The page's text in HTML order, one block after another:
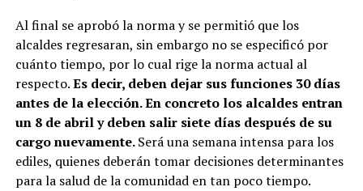
Al final se aprobó la norma y se permitió que los
alcaldes regresaran, sin embargo no se especificó por
cuánto tiempo, por lo cual rige la norma actual al
respecto.Es decir, deben dejar sus funciones 30 días
antes de la elección. En concreto los alcaldes entran
un 8 de abril y deben salir siete días después de su
cargo nuevamente.Será una semana intensa para los
ediles, quienes deberán tomar decisiones determinantes
para la salud de la comunidad en tan poco tiempo.